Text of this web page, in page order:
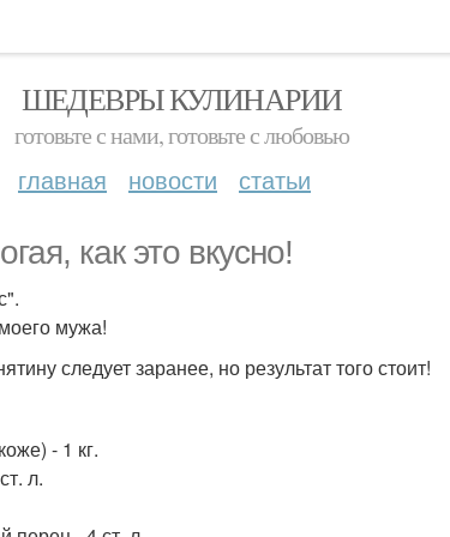
ШЕДЕВРЫ КУЛИНАРИИ
готовьте с нами, готовьте с любовью
главная новости статьи
как это вкусно!
мужа!
следует заранее, но результат того стоит!
- 1 кг.
л.